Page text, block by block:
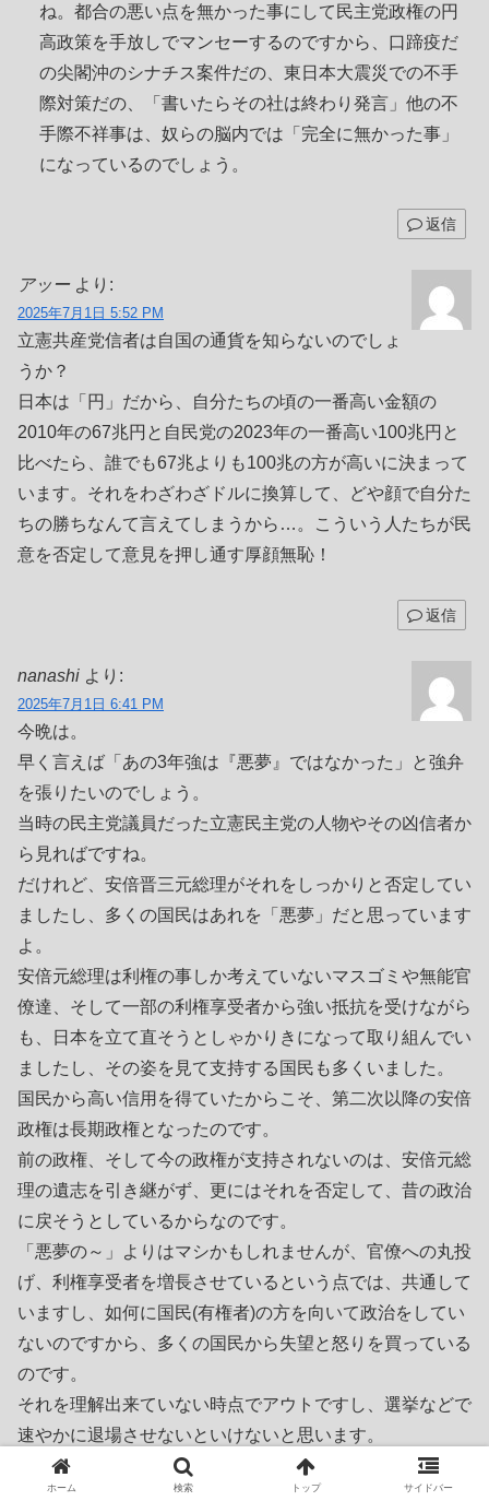
ね。都合の悪い点を無かった事にして民主党政権の円
高政策を手放しでマンセーするのですから、口蹄疫だ
の尖閣沖のシナチス案件だの、東日本大震災での不手
際対策だの、「書いたらその社は終わり発言」他の不
手際不祥事は、奴らの脳内では「完全に無かった事」
になっているのでしょう。
返信
アッー より:
2025年7月1日 5:52 PM
立憲共産党信者は自国の通貨を知らないのでしょ
うか？
日本は「円」だから、自分たちの頃の一番高い金額の
2010年の67兆円と自民党の2023年の一番高い100兆円と
比べたら、誰でも67兆よりも100兆の方が高いに決まって
います。それをわざわざドルに換算して、どや顔で自分た
ちの勝ちなんて言えてしまうから…。こういう人たちが民
意を否定して意見を押し通す厚顔無恥！
返信
nanashi より:
2025年7月1日 6:41 PM
今晩は。
早く言えば「あの3年強は『悪夢』ではなかった」と強弁
を張りたいのでしょう。
当時の民主党議員だった立憲民主党の人物やその凶信者か
ら見ればですね。
だけれど、安倍晋三元総理がそれをしっかりと否定してい
ましたし、多くの国民はあれを「悪夢」だと思っています
よ。
安倍元総理は利権の事しか考えていないマスゴミや無能官
僚達、そして一部の利権享受者から強い抵抗を受けながら
も、日本を立て直そうとしゃかりきになって取り組んでい
ましたし、その姿を見て支持する国民も多くいました。
国民から高い信用を得ていたからこそ、第二次以降の安倍
政権は長期政権となったのです。
前の政権、そして今の政権が支持されないのは、安倍元総
理の遺志を引き継がず、更にはそれを否定して、昔の政治
に戻そうとしているからなのです。
「悪夢の～」よりはマシかもしれませんが、官僚への丸投
げ、利権享受者を増長させているという点では、共通して
いますし、如何に国民(有権者)の方を向いて政治をしてい
ないのですから、多くの国民から失望と怒りを買っている
のです。
それを理解出来ていない時点でアウトですし、選挙などで
速やかに退場させないといけないと思います。
与党の議員も野党の議員も本当に国民の今の心境を理解し
ている人が少ないのではないかと思います。
ホーム 検索 トップ サイドバー